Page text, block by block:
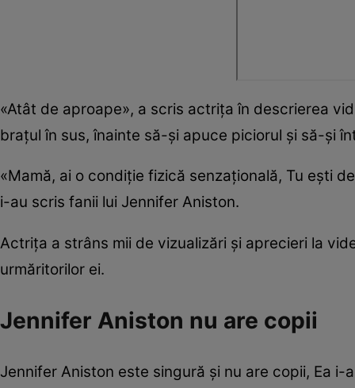
«Atât de aproape», a scris actrița în descrierea
brațul în sus, înainte să-și apuce piciorul și să-și
«Mamă, ai o condiție fizică senzațională, Tu ești
i-au scris fanii lui Jennifer Aniston.
Actrița a strâns mii de vizualizări și aprecieri la
urmăritorilor ei.
Jennifer Aniston nu are copii
Jennifer Aniston este singură și nu are copii, Ea